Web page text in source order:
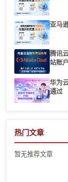
亚马
腾讯
站账
华为
通过
热门文章
暂无推荐文章